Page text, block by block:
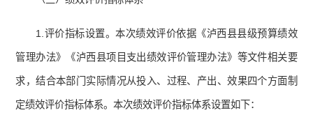
1.评价指标设置。本次绩效评价依据《泸西县县级预算绩效
管理办法》《泸西县项目支出绩效评价管理办法》等文件相关要
求，结合本部门实际情况从投入、过程、产出、效果四个方面制
定绩效评价指标体系。本次绩效评价指标体系设置如下：